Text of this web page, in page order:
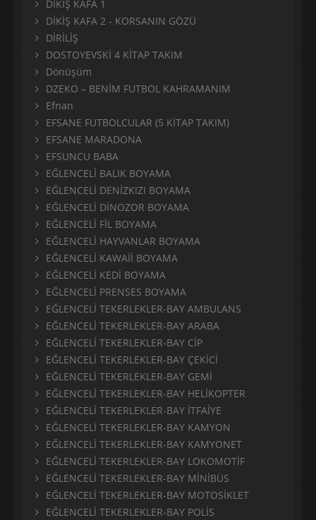
DİKİŞ KAFA 1
DİKİŞ KAFA 2 - KORSANIN GÖZÜ
DİRİLİŞ
DOSTOYEVSKİ 4 KİTAP TAKIM
Dönüşüm
DZEKO – BENİM FUTBOL KAHRAMANIM
Efnan
EFSANE FUTBOLCULAR (5 KİTAP TAKIM)
EFSANE MARADONA
EFSUNCU BABA
EĞLENCELİ BALIK BOYAMA
EĞLENCELİ DENİZKIZI BOYAMA
EĞLENCELİ DİNOZOR BOYAMA
EĞLENCELİ FİL BOYAMA
EĞLENCELİ HAYVANLAR BOYAMA
EĞLENCELİ KAWAİİ BOYAMA
EĞLENCELİ KEDİ BOYAMA
EĞLENCELİ PRENSES BOYAMA
EĞLENCELİ TEKERLEKLER-BAY AMBULANS
EĞLENCELİ TEKERLEKLER-BAY ARABA
EĞLENCELİ TEKERLEKLER-BAY CİP
EĞLENCELİ TEKERLEKLER-BAY ÇEKİCİ
EĞLENCELİ TEKERLEKLER-BAY GEMİ
EĞLENCELİ TEKERLEKLER-BAY HELİKOPTER
EĞLENCELİ TEKERLEKLER-BAY İTFAİYE
EĞLENCELİ TEKERLEKLER-BAY KAMYON
EĞLENCELİ TEKERLEKLER-BAY KAMYONET
EĞLENCELİ TEKERLEKLER-BAY LOKOMOTİF
EĞLENCELİ TEKERLEKLER-BAY MİNİBÜS
EĞLENCELİ TEKERLEKLER-BAY MOTOSİKLET
EĞLENCELİ TEKERLEKLER-BAY POLİS